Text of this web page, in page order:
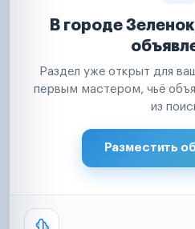
В городе
Раздел уже открыт для
первым мастером, чьё
из
Разместить